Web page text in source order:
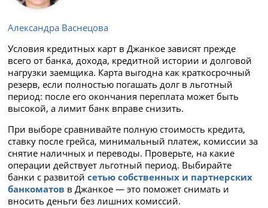
Александра Васнецова
Условия кредитных карт в Джанкое зависят прежде
всего от банка, дохода, кредитной истории и долговой
нагрузки заемщика. Карта выгодна как краткосрочный
резерв, если полностью погашать долг в льготный
период: после его окончания переплата может быть
высокой, а лимит банк вправе снизить.
При выборе сравнивайте полную стоимость кредита,
ставку после грейса, минимальный платеж, комиссии за
снятие наличных и переводы. Проверьте, на какие
операции действует льготный период. Выбирайте
банки с развитойсетью собственных и партнерских
банкоматов в Джанкое — это поможет снимать и
вносить деньги без лишних комиссий.